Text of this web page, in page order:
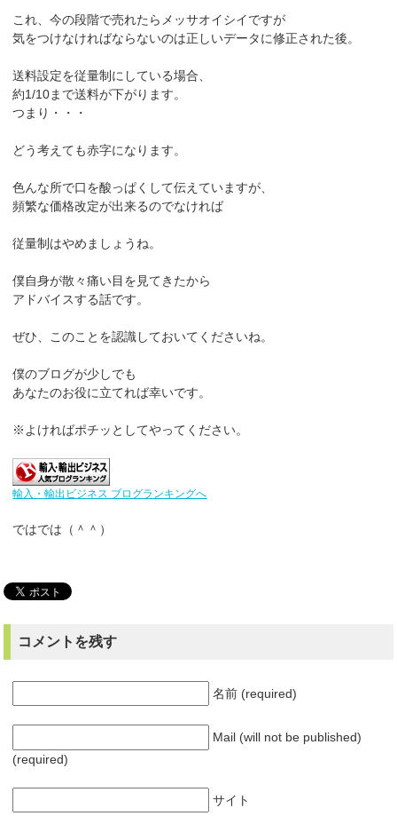
これ、今の段階で売れたらメッサオイシイですが
気をつけなければならないのは正しいデータに修正された後。
送料設定を従量制にしている場合、
約1/10まで送料が下がります。
つまり・・・
どう考えても赤字になります。
色んな所で口を酸っぱくして伝えていますが、
頻繁な価格改定が出来るのでなければ
従量制はやめましょうね。
僕自身が散々痛い目を見てきたから
アドバイスする話です。
ぜひ、このことを認識しておいてくださいね。
僕のブログが少しでも
あなたのお役に立てれば幸いです。
※よければポチッとしてやってください。
輸入・輸出ビジネス ブログランキングへ
ではでは（＾＾）
コメントを残す
名前 (required)
Mail (will not be published)
(required)
サイト